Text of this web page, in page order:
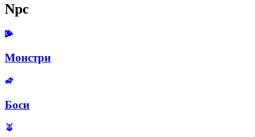
Npc
Монстри
Боси